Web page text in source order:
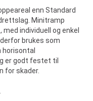
enn Standard
Minitramp
individuell og enkel
brukes som
er godt festet til
for skader.